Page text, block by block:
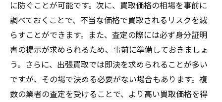
に防ぐことが可能です。次に、買取価格の相場を事前に
調べておくことで、不当な価格で買取されるリスクを減
らすことができます。また、査定の際には必ず身分証明
書の提示が求められるため、事前に準備しておきましょ
う。さらに、出張買取では即決を求められることが多い
ですが、その場で決める必要がない場合もあります。複
数の業者の査定を受けることで、より高い買取価格を得